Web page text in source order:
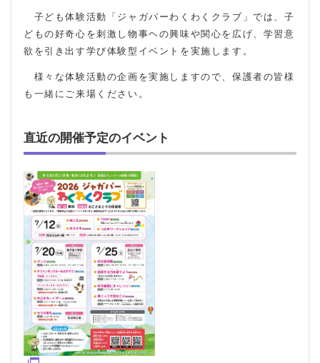
子ども体験活動「ジャガパーわくわくクラブ」では、子
どもの好奇心を刺激し物事ヘの興味や関心を広げ、学習意
欲を引き出す学び体験型イベントを実施します。
様々な体験活動の企画を実施しますので、保護者の皆様
も一緒にご来場ください。
直近の開催予定のイベント